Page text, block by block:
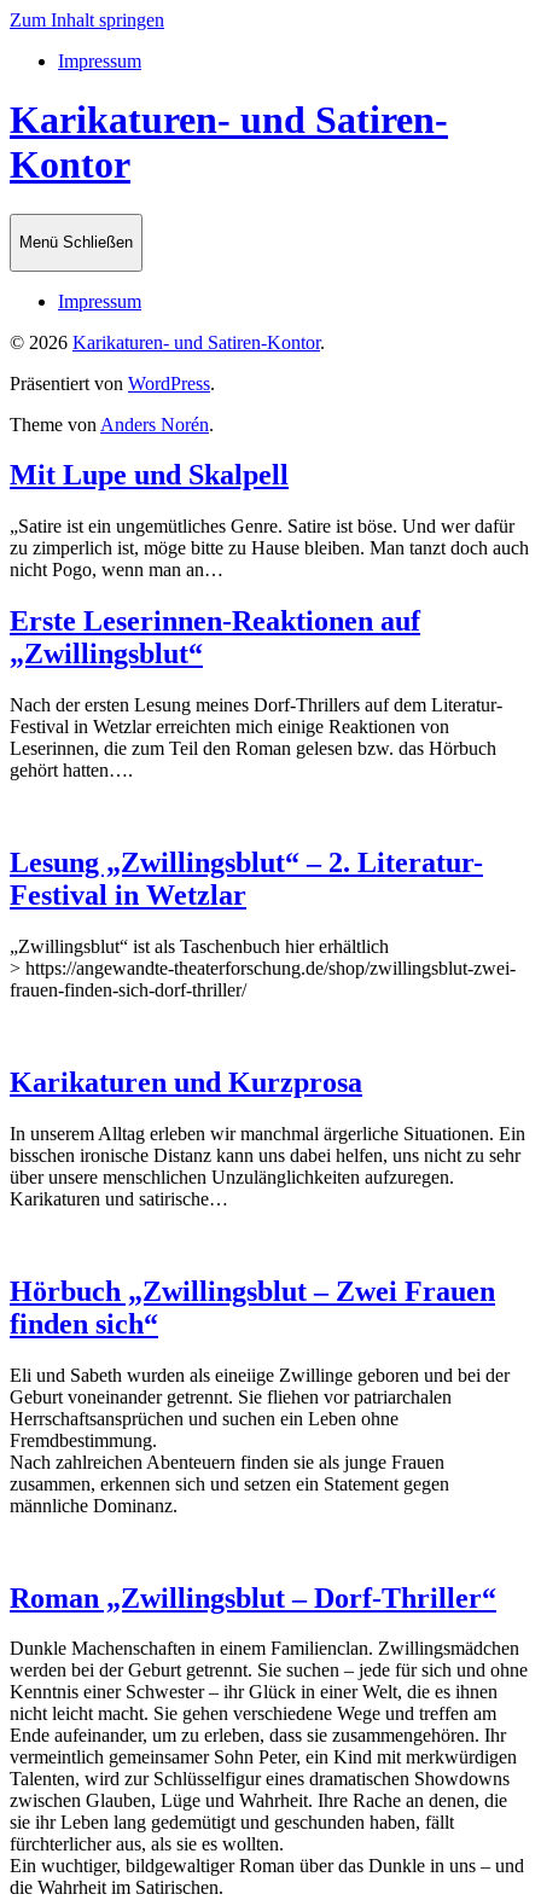
Zum Inhalt springen
Impressum
Karikaturen- und Satiren-
Kontor
Menü Schließen
Impressum
© 2026 Karikaturen- und Satiren-Kontor.
Präsentiert von WordPress.
Theme von Anders Norén.
Mit Lupe und Skalpell
„Satire ist ein ungemütliches Genre. Satire ist böse. Und wer dafür
zu zimperlich ist, möge bitte zu Hause bleiben. Man tanzt doch auch
nicht Pogo, wenn man an…
Erste Leserinnen-Reaktionen auf
„Zwillingsblut“
Nach der ersten Lesung meines Dorf-Thrillers auf dem Literatur-
Festival in Wetzlar erreichten mich einige Reaktionen von
Leserinnen, die zum Teil den Roman gelesen bzw. das Hörbuch
gehört hatten….
Lesung „Zwillingsblut“ – 2. Literatur-
Festival in Wetzlar
„Zwillingsblut“ ist als Taschenbuch hier erhältlich
> https://angewandte-theaterforschung.de/shop/zwillingsblut-zwei-
frauen-finden-sich-dorf-thriller/
Karikaturen und Kurzprosa
In unserem Alltag erleben wir manchmal ärgerliche Situationen. Ein
bisschen ironische Distanz kann uns dabei helfen, uns nicht zu sehr
über unsere menschlichen Unzulänglichkeiten aufzuregen.
Karikaturen und satirische…
Hörbuch „Zwillingsblut – Zwei Frauen
finden sich“
Eli und Sabeth wurden als eineiige Zwillinge geboren und bei der
Geburt voneinander getrennt. Sie fliehen vor patriarchalen
Herrschaftsansprüchen und suchen ein Leben ohne
Fremdbestimmung.
Nach zahlreichen Abenteuern finden sie als junge Frauen
zusammen, erkennen sich und setzen ein Statement gegen
männliche Dominanz.
Roman „Zwillingsblut – Dorf-Thriller“
Dunkle Machenschaften in einem Familienclan. Zwillingsmädchen
werden bei der Geburt getrennt. Sie suchen – jede für sich und ohne
Kenntnis einer Schwester – ihr Glück in einer Welt, die es ihnen
nicht leicht macht. Sie gehen verschiedene Wege und treffen am
Ende aufeinander, um zu erleben, dass sie zusammengehören. Ihr
vermeintlich gemeinsamer Sohn Peter, ein Kind mit merkwürdigen
Talenten, wird zur Schlüsselfigur eines dramatischen Showdowns
zwischen Glauben, Lüge und Wahrheit. Ihre Rache an denen, die
sie ihr Leben lang gedemütigt und geschunden haben, fällt
fürchterlicher aus, als sie es wollten.
Ein wuchtiger, bildgewaltiger Roman über das Dunkle in uns – und
die Wahrheit im Satirischen.